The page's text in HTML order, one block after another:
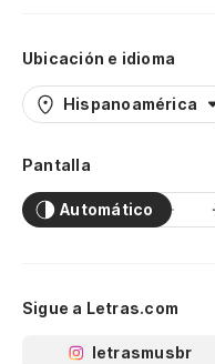
Ubicación e idioma
Hispanoamérica
Pantalla
Automático
Sigue a Letras.com
letrasmusbr